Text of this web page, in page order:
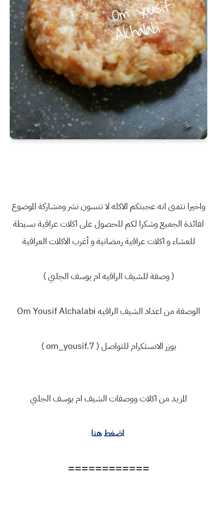
واخيرا نتمنى انه عجبتكم الاكله لا تنسون نشر ومشاركة الموضوع
لفائدة الجميع وشكرا لكم للحصول على اكلات عراقية بسيطة
للعشاء و اكلات عراقية رمضانية و أغرب الاكلات العراقية
( وصفة للشيف الراقيه ام يوسف الجلبي )
الوصفة من اعداد الشيف الراقيه Om Yousif Alchalabi
يوزر الانستكرام للتواصل ( om_yousif.7 )
المزيد من اكلات ووصفات الشيف ام يوسف الجلبي
اضغط هنا
============